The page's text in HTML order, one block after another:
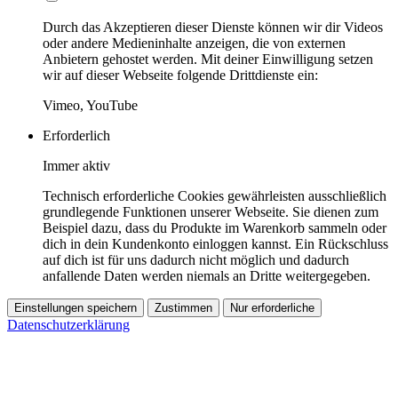
Durch das Akzeptieren dieser Dienste können wir dir Videos
oder andere Medieninhalte anzeigen, die von externen
Anbietern gehostet werden. Mit deiner Einwilligung setzen
wir auf dieser Webseite folgende Drittdienste ein:
Vimeo, YouTube
Erforderlich
Immer aktiv
Technisch erforderliche Cookies gewährleisten ausschließlich
grundlegende Funktionen unserer Webseite. Sie dienen zum
Beispiel dazu, dass du Produkte im Warenkorb sammeln oder
dich in dein Kundenkonto einloggen kannst. Ein Rückschluss
auf dich ist für uns dadurch nicht möglich und dadurch
anfallende Daten werden niemals an Dritte weitergegeben.
Einstellungen speichern Zustimmen Nur erforderliche
Datenschutzerklärung